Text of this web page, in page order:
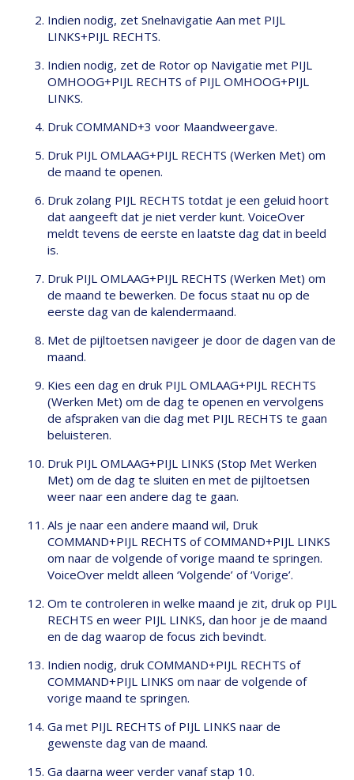
Indien nodig, zet Snelnavigatie Aan met PIJL
LINKS+PIJL RECHTS.
Indien nodig, zet de Rotor op Navigatie met PIJL
OMHOOG+PIJL RECHTS of PIJL OMHOOG+PIJL
LINKS.
Druk COMMAND+3 voor Maandweergave.
Druk PIJL OMLAAG+PIJL RECHTS (Werken Met) om
de maand te openen.
Druk zolang PIJL RECHTS totdat je een geluid hoort
dat aangeeft dat je niet verder kunt. VoiceOver
meldt tevens de eerste en laatste dag dat in beeld
is.
Druk PIJL OMLAAG+PIJL RECHTS (Werken Met) om
de maand te bewerken. De focus staat nu op de
eerste dag van de kalendermaand.
Met de pijltoetsen navigeer je door de dagen van de
maand.
Kies een dag en druk PIJL OMLAAG+PIJL RECHTS
(Werken Met) om de dag te openen en vervolgens
de afspraken van die dag met PIJL RECHTS te gaan
beluisteren.
Druk PIJL OMLAAG+PIJL LINKS (Stop Met Werken
Met) om de dag te sluiten en met de pijltoetsen
weer naar een andere dag te gaan.
Als je naar een andere maand wil, Druk
COMMAND+PIJL RECHTS of COMMAND+PIJL LINKS
om naar de volgende of vorige maand te springen.
VoiceOver meldt alleen ‘Volgende’ of ‘Vorige’.
Om te controleren in welke maand je zit, druk op PIJL
RECHTS en weer PIJL LINKS, dan hoor je de maand
en de dag waarop de focus zich bevindt.
Indien nodig, druk COMMAND+PIJL RECHTS of
COMMAND+PIJL LINKS om naar de volgende of
vorige maand te springen.
Ga met PIJL RECHTS of PIJL LINKS naar de
gewenste dag van de maand.
Ga daarna weer verder vanaf stap 10.